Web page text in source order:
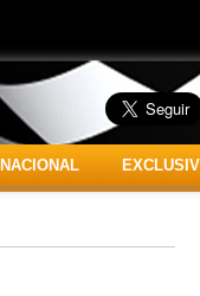
NACIONAL